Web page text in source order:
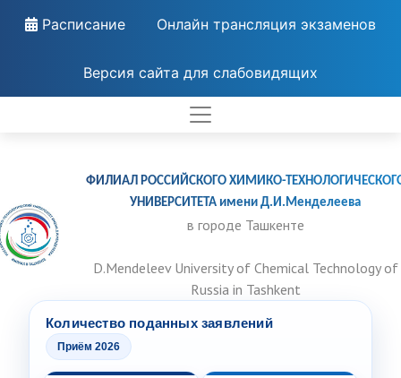
Расписание Онлайн трансляция экзаменов
Версия сайта для слабовидящих
ФИЛИАЛ РОССИЙСКОГО ХИМИКО-
УНИВЕРСИТЕТА имени Д.И.Менделеева
в городе Ташкенте
D.Mendeleev University of Chemical Technology of
Russia in Tashkent
Количество поданных заявлений
Приём 2026